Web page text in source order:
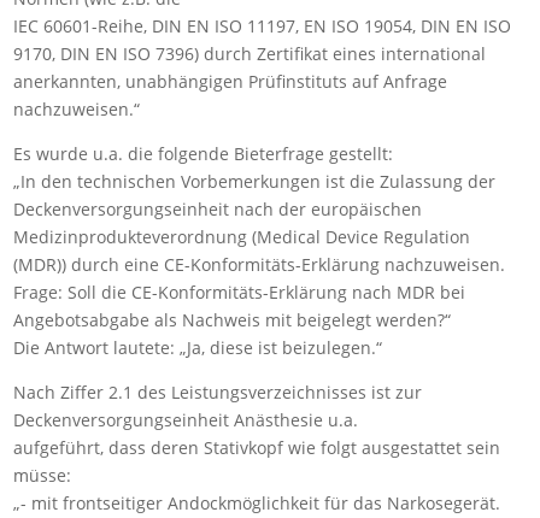
IEC 60601-Reihe, DIN EN ISO 11197, EN ISO 19054, DIN EN ISO
9170, DIN EN ISO 7396) durch Zertifikat eines international
anerkannten, unabhängigen Prüfinstituts auf Anfrage
nachzuweisen.“
Es wurde u.a. die folgende Bieterfrage gestellt:
„In den technischen Vorbemerkungen ist die Zulassung der
Deckenversorgungseinheit nach der europäischen
Medizinprodukteverordnung (Medical Device Regulation
(MDR)) durch eine CE-Konformitäts-Erklärung nachzuweisen.
Frage: Soll die CE-Konformitäts-Erklärung nach MDR bei
Angebotsabgabe als Nachweis mit beigelegt werden?“
Die Antwort lautete: „Ja, diese ist beizulegen.“
Nach Ziffer 2.1 des Leistungsverzeichnisses ist zur
Deckenversorgungseinheit Anästhesie u.a.
aufgeführt, dass deren Stativkopf wie folgt ausgestattet sein
müsse:
„- mit frontseitiger Andockmöglichkeit für das Narkosegerät.